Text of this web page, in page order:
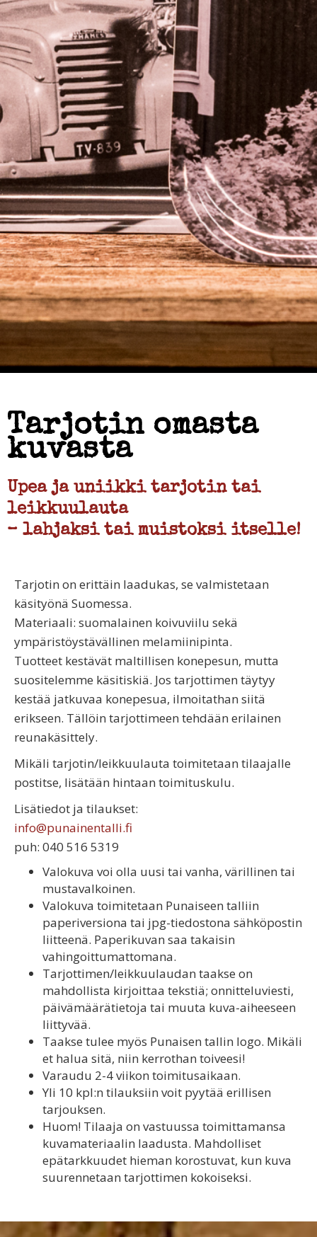
Tarjotin omasta
kuvasta
Upea ja uniikki tarjotin tai
leikkuulauta
– lahjaksi tai muistoksi itselle!
Tarjotin on erittäin laadukas, se valmistetaan
käsityönä Suomessa.
Materiaali: suomalainen koivuviilu sekä
ympäristöystävällinen melamiinipinta.
Tuotteet kestävät maltillisen konepesun, mutta
suositelemme käsitiskiä. Jos tarjottimen täytyy
kestää jatkuvaa konepesua, ilmoitathan siitä
erikseen. Tällöin tarjottimeen tehdään erilainen
reunakäsittely.
Mikäli tarjotin/leikkuulauta toimitetaan tilaajalle
postitse, lisätään hintaan toimituskulu.
Lisätiedot ja tilaukset:
info@punainentalli.fi
puh: 040 516 5319
Valokuva voi olla uusi tai vanha, värillinen tai
mustavalkoinen.
Valokuva toimitetaan Punaiseen talliin
paperiversiona tai jpg-tiedostona sähköpostin
liitteenä. Paperikuvan saa takaisin
vahingoittumattomana.
Tarjottimen/leikkuulaudan taakse on
mahdollista kirjoittaa tekstiä; onnitteluviesti,
päivämäärätietoja tai muuta kuva-aiheeseen
liittyvää.
Taakse tulee myös Punaisen tallin logo. Mikäli
et halua sitä, niin kerrothan toiveesi!
Varaudu 2-4 viikon toimitusaikaan.
Yli 10 kpl:n tilauksiin voit pyytää erillisen
tarjouksen.
Huom! Tilaaja on vastuussa toimittamansa
kuvamateriaalin laadusta. Mahdolliset
epätarkkuudet hieman korostuvat, kun kuva
suurennetaan tarjottimen kokoiseksi.